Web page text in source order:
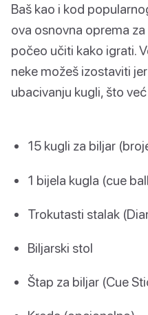
Baš kao i kod
ova osnovna oprema
počeo učiti kako igrati.
neke možeš izostaviti
ubacivanju kugli, što
15 kugli za biljar
1 bijela kugla (cue
Trokutasti stalak
Biljarski stol
Štap za biljar (Cue